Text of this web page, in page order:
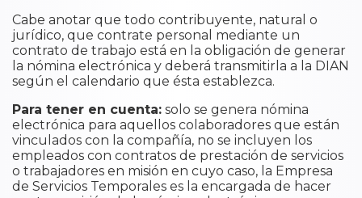
Cabe anotar que todo contribuyente, natural o
jurídico, que contrate personal mediante un
contrato de trabajo está en la obligación de generar
la nómina electrónica y deberá transmitirla a la DIAN
según el calendario que ésta establezca.
Para tener en cuenta: solo se genera nómina
electrónica para aquellos colaboradores que están
vinculados con la compañía, no se incluyen los
empleados con contratos de prestación de servicios
o trabajadores en misión en cuyo caso, la Empresa
de Servicios Temporales es la encargada de hacer